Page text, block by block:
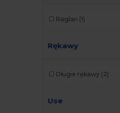
Raglan (1)
Rękawy
Długie rękawy (2)
Use